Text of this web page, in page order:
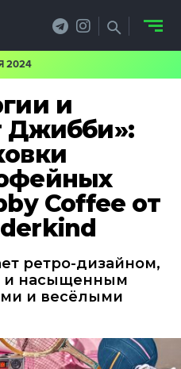
и
Джибби»:
Coffee от
ретро-дизайном,
насыщенным
и весёлыми
2024
И